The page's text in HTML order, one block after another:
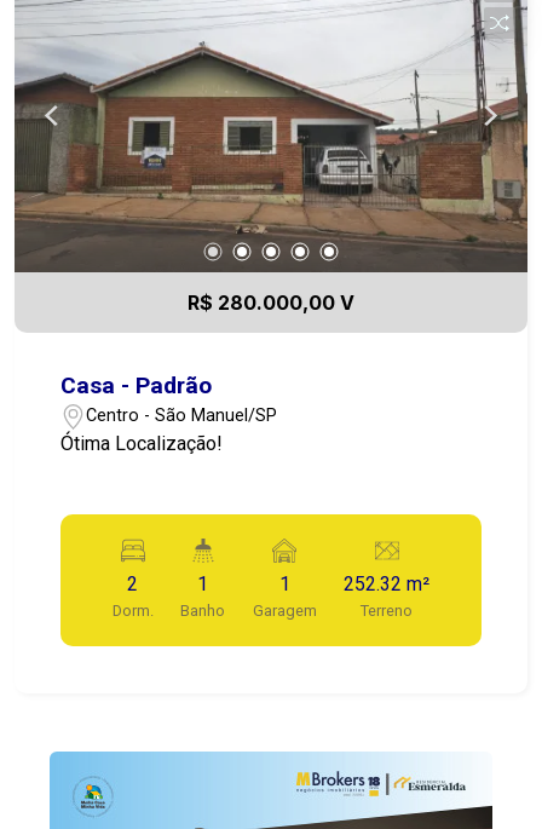
R$ 280.000,00 V
Casa - Padrão
Centro - São Manuel/SP
Ótima Localização!
2
Dorm.
1
Banho
1
Garagem
252.32 m²
Terreno